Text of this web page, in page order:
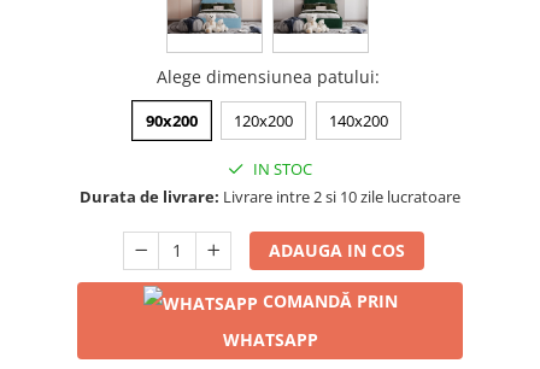
Alege dimensiunea patului:
90x200 120x200 140x200
IN STOC
Durata de livrare: Livrare intre 2 si 10 zile lucratoare
ADAUGA IN COS
COMANDĂ PRIN
WHATSAPP